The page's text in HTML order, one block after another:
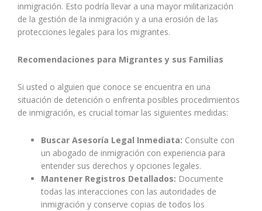
inmigración. Esto podría llevar a una mayor militarización
de la gestión de la inmigración y a una erosión de las
protecciones legales para los migrantes.
Recomendaciones para Migrantes y sus Familias
Si usted o alguien que conoce se encuentra en una
situación de detención o enfrenta posibles procedimientos
de inmigración, es crucial tomar las siguientes medidas:
Buscar Asesoría Legal Inmediata: Consulte con
un abogado de inmigración con experiencia para
entender sus derechos y opciones legales.
Mantener Registros Detallados: Documente
todas las interacciones con las autoridades de
inmigración y conserve copias de todos los